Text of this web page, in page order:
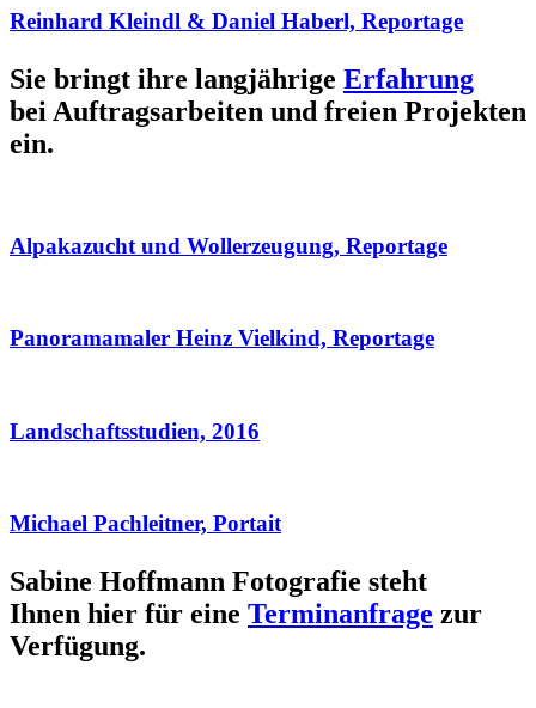
Reinhard Kleindl & Daniel Haberl, Reportage
Sie bringt ihre langjährige Erfahrung
bei Auftragsarbeiten und freien Projekten
ein.
Alpakazucht und Wollerzeugung, Reportage
Panoramamaler Heinz Vielkind, Reportage
Landschaftsstudien, 2016
Michael Pachleitner, Portait
Sabine Hoffmann Fotografie steht
Ihnen hier für eine Terminanfrage zur
Verfügung.